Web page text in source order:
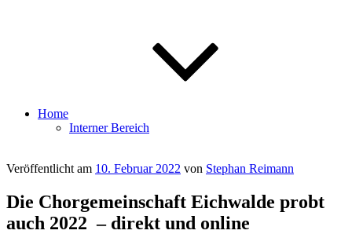
Home
Interner Bereich
Veröffentlicht am 10. Februar 2022 von Stephan Reimann
Die Chorgemeinschaft Eichwalde probt
auch 2022 – direkt und online